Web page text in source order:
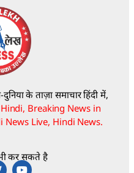
के ताज़ा समाचार हिंदी में,
Breaking News in
Live, Hindi News.
कर सकते है